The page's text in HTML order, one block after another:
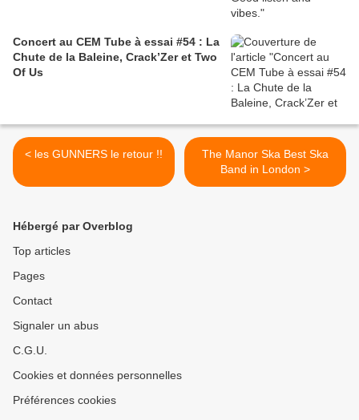
Concert au CEM Tube à essai #54 : La
Chute de la Baleine, Crack’Zer et Two
Of Us
< les GUNNERS le retour !!
The Manor Ska Best Ska
Band in London >
Hébergé par Overblog
Top articles
Pages
Contact
Signaler un abus
C.G.U.
Cookies et données personnelles
Préférences cookies